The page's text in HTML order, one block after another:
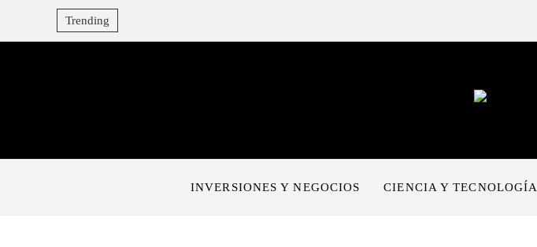
Trending
INVERSIONES Y NEGOCIOS CIENCIA Y TECNOLOGÍA